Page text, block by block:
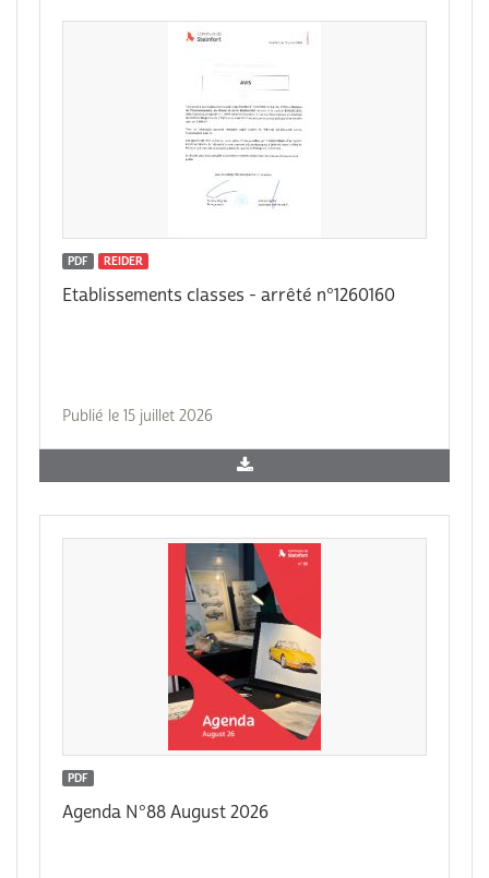
PDF REIDER
Etablissements classes - arrêté n°1260160
Publié le 15 juillet 2026
PDF
Agenda N°88 August 2026